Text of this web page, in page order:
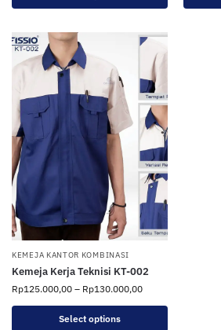
KEMEJA KANTOR KOMBINASI
Kemeja Kerja Teknisi KT-002
Rp125.000,00 – Rp130.000,00
Select options